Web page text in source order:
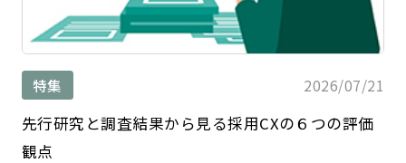
特集 2026/07/21
先行研究と調査結果から見る採用CXの６つの評価
観点